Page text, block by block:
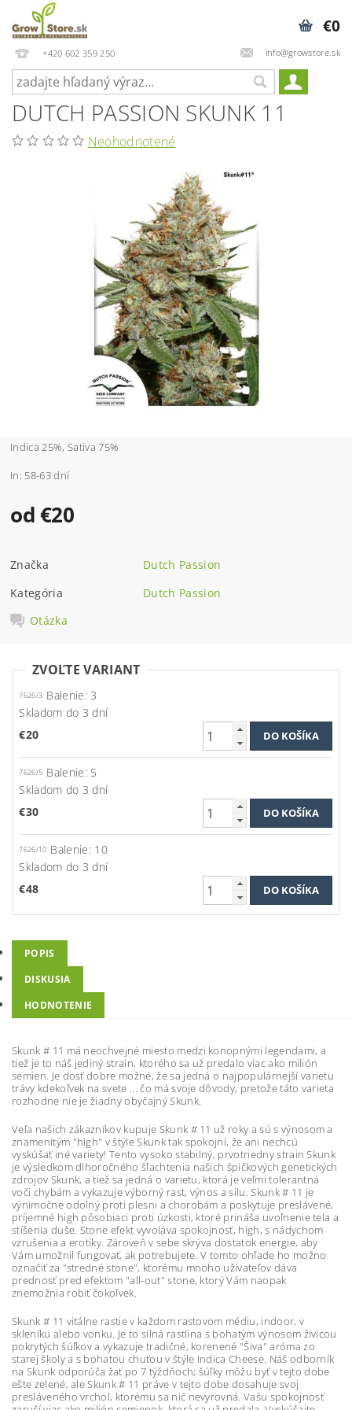
+420 602 359 250 info@growstore.sk
€0
DUTCH PASSION SKUNK 11
Neohodnotené
Indica 25%, Sativa 75%
In: 58-63 dní
od €20
Značka
Dutch Passion
Kategória
Dutch Passion
Otázka
ZVOĽTE VARIANT
7626/3 Balenie: 3
Skladom do 3 dní
€20
7626/5 Balenie: 5
Skladom do 3 dní
€30
7626/10 Balenie: 10
Skladom do 3 dní
€48
POPIS
DISKUSIA
HODNOTENIE
Skunk # 11 má neochvejné miesto medzi konopnými legendami, a
tiež je to náš jediný strain, ktorého sa už predalo viac ako milión
semien. Je dosť dobre možné, že sa jedná o najpopulárnejší varietu
trávy kdekoľvek na svete ... čo má svoje dôvody, pretože táto varieta
rozhodne nie je žiadny obyčajný Skunk.
Veľa našich zákazníkov kupuje Skunk # 11 už roky a sú s výnosom a
znamenitým "high" v štýle Skunk tak spokojní, že ani nechcú
vyskúšať iné variety! Tento vysoko stabilný, prvotriedny strain Skunk
je výsledkom dlhoročného šľachtenia našich špičkových genetických
zdrojov Skunk, a tiež sa jedná o varietu, ktorá je veľmi tolerantná
voči chybám a vykazuje výborný rast, výnos a silu. Skunk # 11 je
výnimočne odolný proti plesni a chorobám a poskytuje preslávené,
príjemné high pôsobiaci proti úzkosti, ktoré prináša uvoľnenie tela a
stíšenia duše. Stone efekt vyvoláva spokojnosť, high, s nádychom
vzrušenia a erotiky. Zároveň v sebe skrýva dostatok energie, aby
Vám umožnil fungovať, ak potrebujete. V tomto ohľade ho možno
označiť za "stredné stone", ktorému mnoho užívateľov dáva
prednosť pred efektom "all-out" stone, ktorý Vám naopak
znemožnia robiť čokoľvek.
Skunk # 11 vitálne rastie v každom rastovom médiu, indoor, v
skleníku alebo vonku. Je to silná rastlina s bohatým výnosom živicou
pokrytých šúľkov a vykazuje tradičné, korenené "Šiva" aróma zo
starej školy a s bohatou chuťou v štýle Indica Cheese. Náš odborník
na Skunk odporúča žať po 7 týždňoch; šúľky môžu byť v tejto dobe
ešte zelené, ale Skunk # 11 práve v tejto dobe dosahuje svoj
presláveného vrchol, ktorému sa nič nevyrovná. Vašu spokojnosť